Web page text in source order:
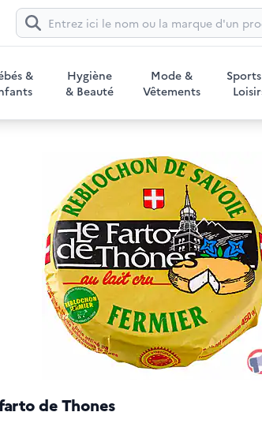
Icône de recherche
&
Hygiène
& Beauté
Mode &
Vêtements
de Thones